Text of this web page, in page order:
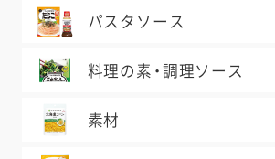
パスタソース
料理の素・調理ソース
素材